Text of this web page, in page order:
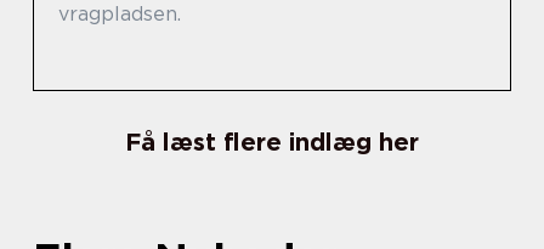
vragpladsen.
Få læst flere indlæg her